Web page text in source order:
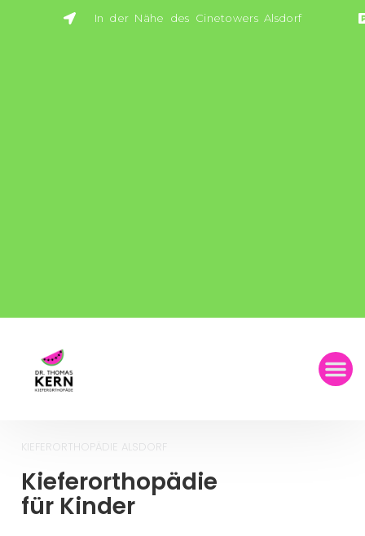
In der Nähe des Cinetowers Alsdorf
KIEFERORTHOPÄDIE ALSDORF
Kieferorthopädie
für Kinder